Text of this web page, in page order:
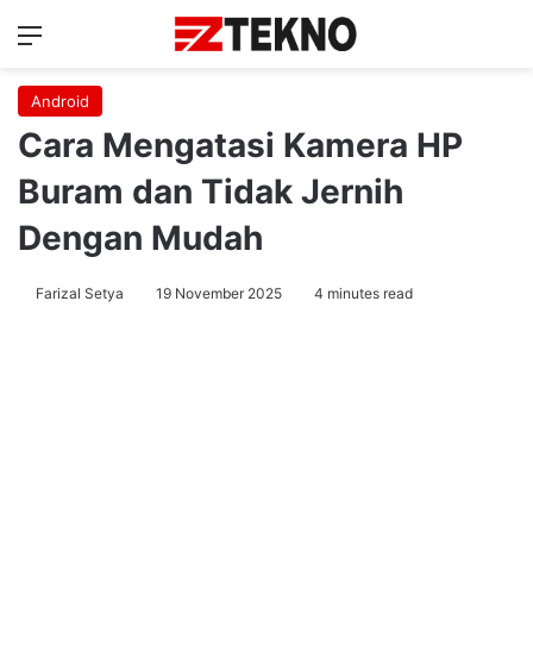
Menu
Android
Cara Mengatasi Kamera HP
Buram dan Tidak Jernih
Dengan Mudah
Farizal Setya 19 November 2025 4 minutes read